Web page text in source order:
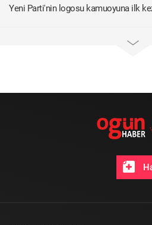
Yeni Parti'nin logosu kamuoyuna ilk